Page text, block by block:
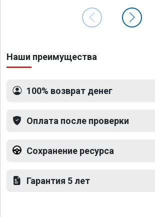
Наши преимущества
100% возврат денег
Оплата после проверки
Сохранение ресурса
Гарантия 5 лет